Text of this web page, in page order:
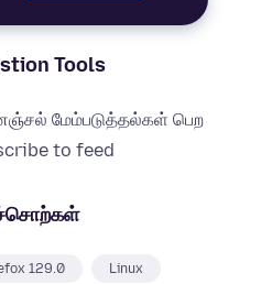
Tools
மேம்படுத்தல்கள் பெற
to feed
129.0 Linux